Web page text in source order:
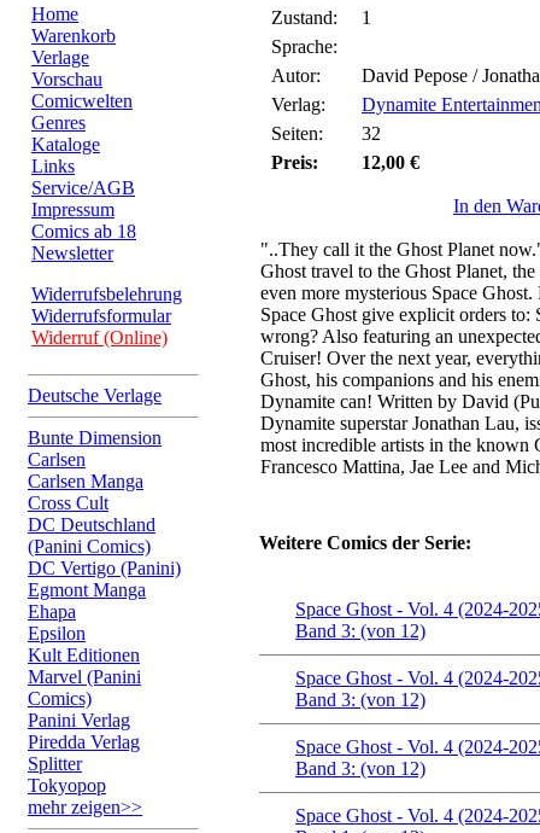
Home
Warenkorb
Verlage
Vorschau
Comicwelten
Genres
Kataloge
Links
Service/AGB
Impressum
Comics ab 18
Newsletter
Widerrufsbelehrung
Widerrufsformular
Widerruf (Online)
Deutsche Verlage
Bunte Dimension
Carlsen
Carlsen Manga
Cross Cult
DC Deutschland
(Panini Comics)
DC Vertigo (Panini)
Egmont Manga
Ehapa
Epsilon
Kult Editionen
Marvel (Panini
Comics)
Panini Verlag
Piredda Verlag
Splitter
Tokyopop
mehr zeigen>>
Zustand:
1
Sprache:
Autor:
David Pepose /
Verlag:
Dynamite
Seiten:
32
Preis:
12,00 €
In den
"..They call it the Ghost Planet
Ghost travel to the Ghost Planet,
even more mysterious Space
Space Ghost give explicit orders
wrong? Also featuring an
Cruiser! Over the next year,
Ghost, his companions and his
Dynamite can! Written by David
Dynamite superstar Jonathan Lau,
most incredible artists in the known
Francesco Mattina, Jae Lee and
Weitere Comics der Serie:
Space Ghost - Vol. 4 (2024-
Band 3: (von 12)
Space Ghost - Vol. 4 (2024-
Band 3: (von 12)
Space Ghost - Vol. 4 (2024-
Band 3: (von 12)
Space Ghost - Vol. 4 (2024-